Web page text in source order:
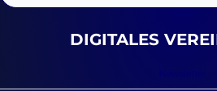
DIGITALES